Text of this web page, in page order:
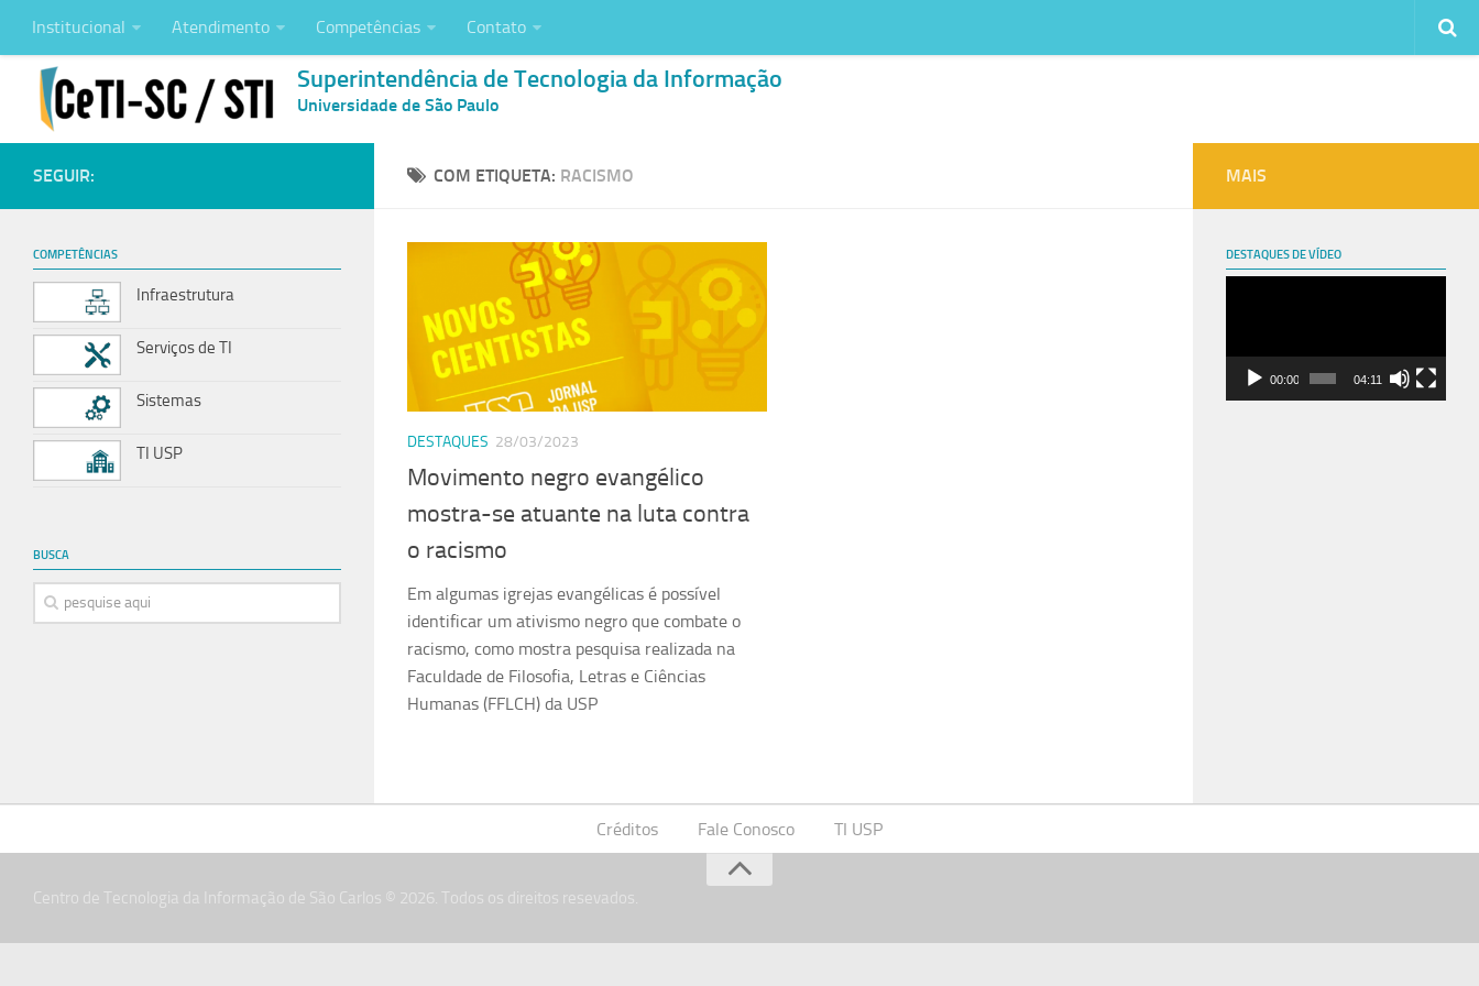
Institucional Atendimento Competências Contato
Superintendência de Tecnologia da Informação
Universidade de São Paulo
COM ETIQUETA: RACISMO
DESTAQUES 28/03/2023
Movimento negro evangélico
mostra-se atuante na luta contra
o racismo
Em algumas igrejas evangélicas é possível
identificar um ativismo negro que combate o
racismo, como mostra pesquisa realizada na
Faculdade de Filosofia, Letras e Ciências
Humanas (FFLCH) da USP
SEGUIR:
COMPETÊNCIAS
Infraestrutura
Serviços de TI
Sistemas
TI USP
BUSCA
MAIS
DESTAQUES DE VÍDEO
00:00 04:11
Créditos Fale Conosco TI USP
Centro de Tecnologia da Informação de São Carlos © 2026. Todos os direitos resevados.